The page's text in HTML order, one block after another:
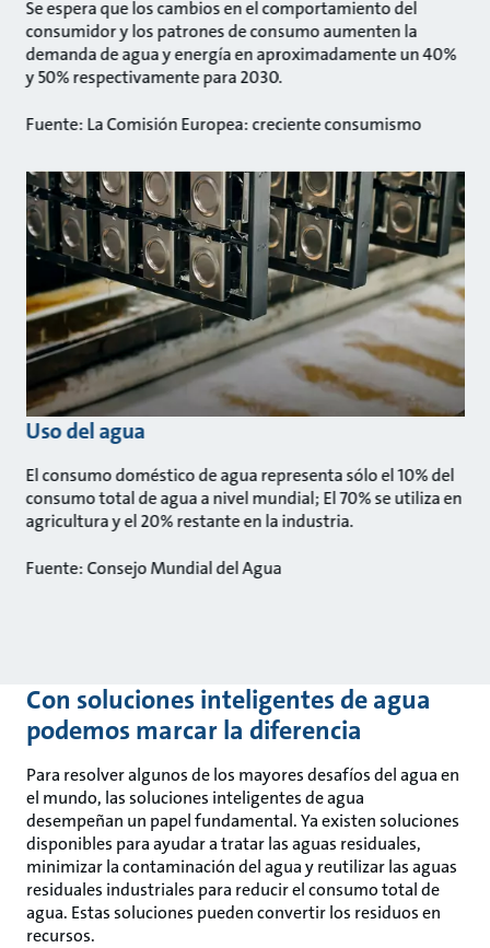
Se espera que los cambios en el comportamiento del
consumidor y los patrones de consumo aumenten la
demanda de agua y energía en aproximadamente un 40%
y 50% respectivamente para 2030.
Fuente: La Comisión Europea: creciente consumismo
Uso del agua
El consumo doméstico de agua representa sólo el 10% del
consumo total de agua a nivel mundial; El 70% se utiliza en
agricultura y el 20% restante en la industria.
Fuente: Consejo Mundial del Agua
Con soluciones inteligentes de agua
podemos marcar la diferencia
Para resolver algunos de los mayores desafíos del agua en
el mundo, las soluciones inteligentes de agua
desempeñan un papel fundamental. Ya existen soluciones
disponibles para ayudar a tratar las aguas residuales,
minimizar la contaminación del agua y reutilizar las aguas
residuales industriales para reducir el consumo total de
agua. Estas soluciones pueden convertir los residuos en
recursos.